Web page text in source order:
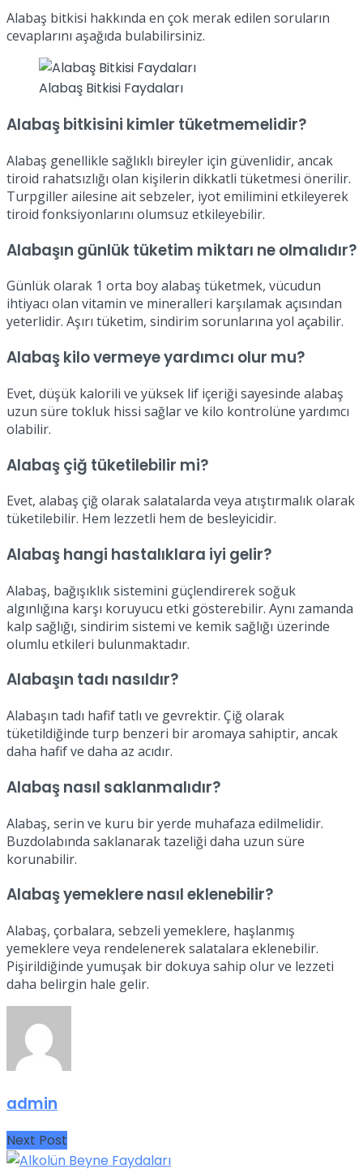
Alabaş bitkisi hakkında en çok merak edilen soruların
cevaplarını aşağıda bulabilirsiniz.
Alabaş Bitkisi Faydaları
Alabaş bitkisini kimler tüketmemelidir?
Alabaş genellikle sağlıklı bireyler için güvenlidir, ancak
tiroid rahatsızlığı olan kişilerin dikkatli tüketmesi önerilir.
Turpgiller ailesine ait sebzeler, iyot emilimini etkileyerek
tiroid fonksiyonlarını olumsuz etkileyebilir.
Alabaşın günlük tüketim miktarı ne olmalıdır?
Günlük olarak 1 orta boy alabaş tüketmek, vücudun
ihtiyacı olan vitamin ve mineralleri karşılamak açısından
yeterlidir. Aşırı tüketim, sindirim sorunlarına yol açabilir.
Alabaş kilo vermeye yardımcı olur mu?
Evet, düşük kalorili ve yüksek lif içeriği sayesinde alabaş
uzun süre tokluk hissi sağlar ve kilo kontrolüne yardımcı
olabilir.
Alabaş çiğ tüketilebilir mi?
Evet, alabaş çiğ olarak salatalarda veya atıştırmalık olarak
tüketilebilir. Hem lezzetli hem de besleyicidir.
Alabaş hangi hastalıklara iyi gelir?
Alabaş, bağışıklık sistemini güçlendirerek soğuk
algınlığına karşı koruyucu etki gösterebilir. Aynı zamanda
kalp sağlığı, sindirim sistemi ve kemik sağlığı üzerinde
olumlu etkileri bulunmaktadır.
Alabaşın tadı nasıldır?
Alabaşın tadı hafif tatlı ve gevrektir. Çiğ olarak
tüketildiğinde turp benzeri bir aromaya sahiptir, ancak
daha hafif ve daha az acıdır.
Alabaş nasıl saklanmalıdır?
Alabaş, serin ve kuru bir yerde muhafaza edilmelidir.
Buzdolabında saklanarak tazeliği daha uzun süre
korunabilir.
Alabaş yemeklere nasıl eklenebilir?
Alabaş, çorbalara, sebzeli yemeklere, haşlanmış
yemeklere veya rendelenerek salatalara eklenebilir.
Pişirildiğinde yumuşak bir dokuya sahip olur ve lezzeti
daha belirgin hale gelir.
admin
Next Post